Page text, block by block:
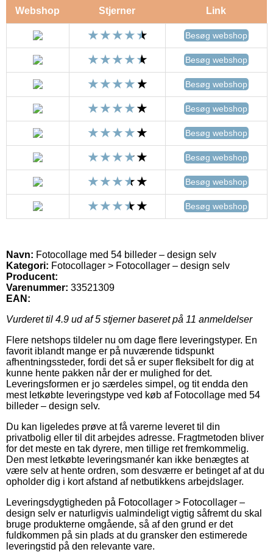
Webshop Stjerner Link
Besøg webshop
Besøg webshop
Besøg webshop
Besøg webshop
Besøg webshop
Besøg webshop
Besøg webshop
Besøg webshop
Navn: Fotocollage med 54 billeder – design selv
Kategori: Fotocollager > Fotocollager – design selv
Producent:
Varenummer: 33521309
EAN:
Vurderet til 4.9 ud af 5 stjerner baseret på 11 anmeldelser
Flere netshops tildeler nu om dage flere leveringstyper. En
favorit iblandt mange er på nuværende tidspunkt
afhentningssteder, fordi det så er super fleksibelt for dig at
kunne hente pakken når der er mulighed for det.
Leveringsformen er jo særdeles simpel, og tit endda den
mest letkøbte leveringstype ved køb af Fotocollage med 54
billeder – design selv.
Du kan ligeledes prøve at få varerne leveret til din
privatbolig eller til dit arbejdes adresse. Fragtmetoden bliver
for det meste en tak dyrere, men tillige ret fremkommelig.
Den mest letkøbte leveringsmanér kan ikke benægtes at
være selv at hente ordren, som desværre er betinget af at du
opholder dig i kort afstand af netbutikkens arbejdslager.
Leveringsdygtigheden på Fotocollager > Fotocollager –
design selv er naturligvis ualmindeligt vigtig såfremt du skal
bruge produkterne omgående, så af den grund er det
fuldkommen på sin plads at du gransker den estimerede
leveringstid på den relevante vare.